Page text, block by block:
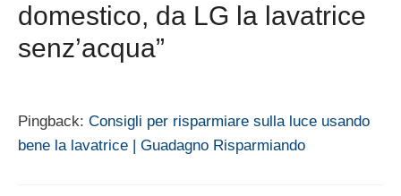
domestico, da LG la lavatrice
senz’acqua”
Pingback: Consigli per risparmiare sulla luce usando
bene la lavatrice | Guadagno Risparmiando